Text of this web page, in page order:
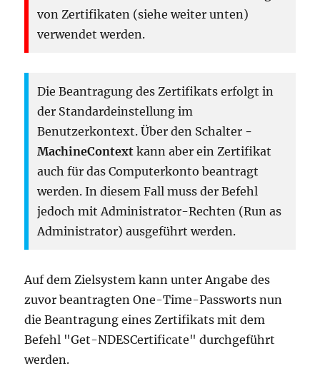
von Zertifikaten (siehe weiter unten)
verwendet werden.
Die Beantragung des Zertifikats erfolgt in
der Standardeinstellung im
Benutzerkontext. Über den Schalter -
MachineContext kann aber ein Zertifikat
auch für das Computerkonto beantragt
werden. In diesem Fall muss der Befehl
jedoch mit Administrator-Rechten (Run as
Administrator) ausgeführt werden.
Auf dem Zielsystem kann unter Angabe des
zuvor beantragten One-Time-Passworts nun
die Beantragung eines Zertifikats mit dem
Befehl "Get-NDESCertificate" durchgeführt
werden.